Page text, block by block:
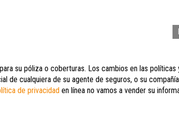
su póliza o coberturas. Los cambios en las políticas
de cualquiera de su agente de seguros, o su
de privacidad en línea no vamos a vender su